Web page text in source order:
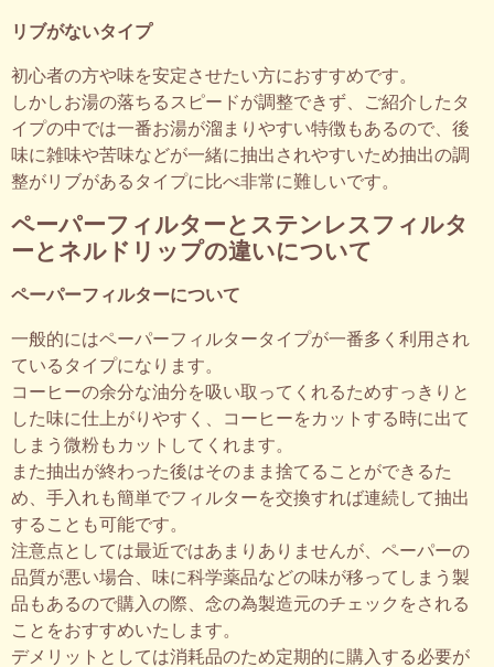
リブがないタイプ
初心者の方や味を安定させたい方におすすめです。
しかしお湯の落ちるスピードが調整できず、ご紹介したタ
イプの中では一番お湯が溜まりやすい特徴もあるので、後
味に雑味や苦味などが一緒に抽出されやすいため抽出の調
整がリブがあるタイプに比べ非常に難しいです。
ペーパーフィルターとステンレスフィルタ
ーとネルドリップの違いについて
ペーパーフィルターについて
一般的にはペーパーフィルタータイプが一番多く利用され
ているタイプになります。
コーヒーの余分な油分を吸い取ってくれるためすっきりと
した味に仕上がりやすく、コーヒーをカットする時に出て
しまう微粉もカットしてくれます。
また抽出が終わった後はそのまま捨てることができるた
め、手入れも簡単でフィルターを交換すれば連続して抽出
することも可能です。
注意点としては最近ではあまりありませんが、ペーパーの
品質が悪い場合、味に科学薬品などの味が移ってしまう製
品もあるので購入の際、念の為製造元のチェックをされる
ことをおすすめいたします。
デメリットとしては消耗品のため定期的に購入する必要が